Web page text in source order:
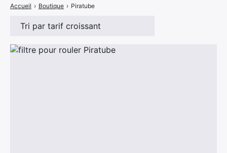
Accueil › Boutique › Piratube
Adalya